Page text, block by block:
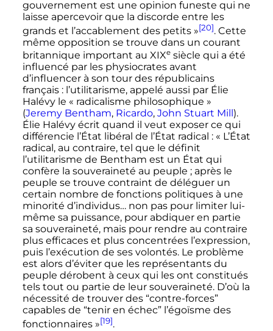
gouvernement est une opinion funeste qui ne
laisse apercevoir que la discorde entre les
grands et l’accablement des petits »[20]. Cette
même opposition se trouve dans un courant
britannique important au XIXe siècle qui a été
influencé par les physiocrates avant
d’influencer à son tour des républicains
français : l’utilitarisme, appelé aussi par Élie
Halévy le « radicalisme philosophique »
(Jeremy Bentham, Ricardo, John Stuart Mill ).
Élie Halévy écrit quand il veut exposer ce qui
différencie l’État libéral de l’État radical : « L’État
radical, au contraire, tel que le définit
l’utilitarisme de Bentham est un État qui
confère la souveraineté au peuple ; après le
peuple se trouve contraint de déléguer un
certain nombre de fonctions politiques à une
minorité d’individus… non pas pour limiter lui-
même sa puissance, pour abdiquer en partie
sa souveraineté, mais pour rendre au contraire
plus efficaces et plus concentrées l’expression,
puis l’exécution de ses volontés. Le problème
est alors d’éviter que les représentants du
peuple dérobent à ceux qui les ont constitués
tels tout ou partie de leur souveraineté. D’où la
nécessité de trouver des “contre-forces”
capables de “tenir en échec” l’égoïsme des
fonctionnaires »[19].